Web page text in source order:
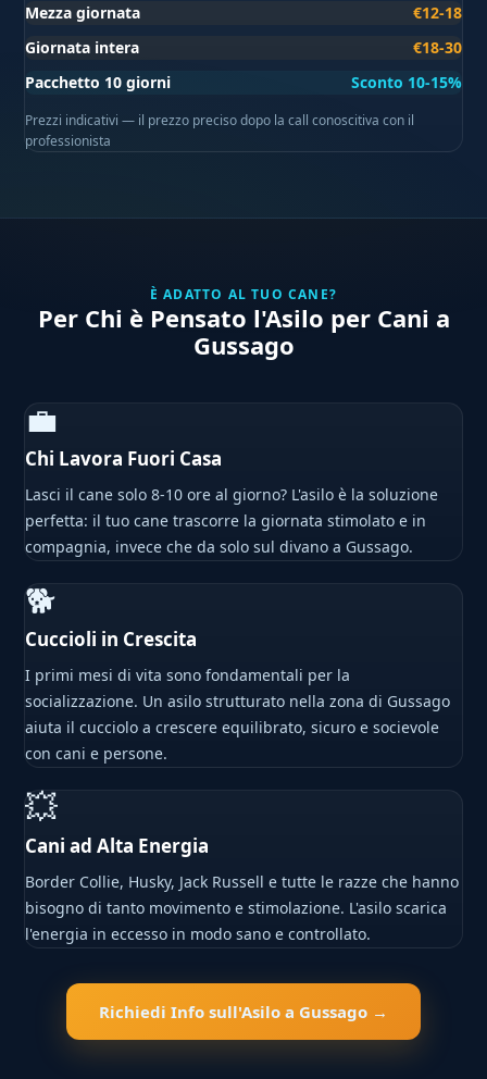
Mezza giornata
€12-18
Giornata intera
€18-30
Pacchetto 10 giorni
Sconto 10-15%
Prezzi indicativi — il prezzo preciso dopo la call conoscitiva con il
professionista
È ADATTO AL TUO CANE?
Per Chi è Pensato l'Asilo per Cani a
Gussago
💼
Chi Lavora Fuori Casa
Lasci il cane solo 8-10 ore al giorno? L'asilo è la soluzione
perfetta: il tuo cane trascorre la giornata stimolato e in
compagnia, invece che da solo sul divano a Gussago.
🐕
Cuccioli in Crescita
I primi mesi di vita sono fondamentali per la
socializzazione. Un asilo strutturato nella zona di Gussago
aiuta il cucciolo a crescere equilibrato, sicuro e socievole
con cani e persone.
💥
Cani ad Alta Energia
Border Collie, Husky, Jack Russell e tutte le razze che hanno
bisogno di tanto movimento e stimolazione. L'asilo scarica
l'energia in eccesso in modo sano e controllato.
Richiedi Info sull'Asilo a Gussago →